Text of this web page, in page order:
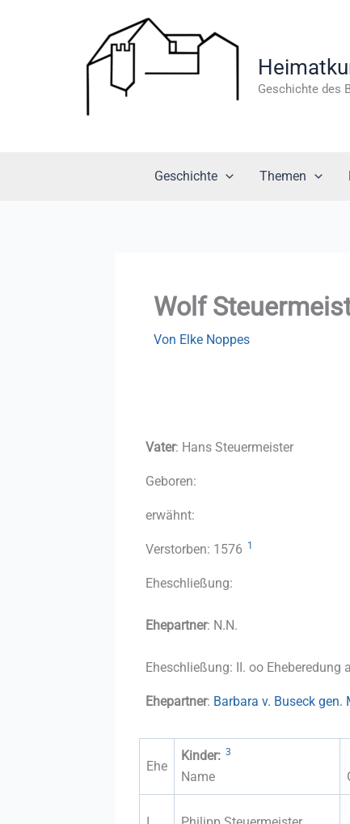
Geschichte des
Geschichte Themen
Wolf
Von Elke Noppes
Vater: Hans Steuermeister
Geboren:
erwähnt:
Verstorben: 1576 1
Eheschließung:
Ehepartner: N.N.
Eheschließung: II. oo Eheberedung
Ehepartner: Barbara v. Buseck gen.
Ehe
Kinder: 3
Name